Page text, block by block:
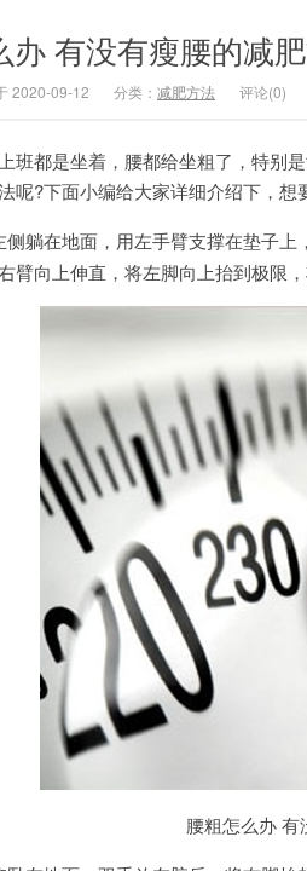
办 有没有瘦腰的减
2020-09-12 分类： 减肥方法 评论(0)
都是坐着，腰都给坐粗了，特别是
呢?下面小编给大家详细介绍下，想
侧躺在地面，用左手臂支撑在垫子
臂向上伸直，将左脚向上抬到极限
腰粗怎么办